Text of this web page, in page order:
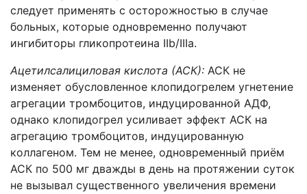
следует применять с осторожностью в случае
больных, которые одновременно получают
ингибиторы гликопротеина IIb/IIIа.
Ацетилсалициловая кислота (АСК): АСК не
изменяет обусловленное клопидогрелем угнетение
агрегации тромбоцитов, индуцированной АДФ,
однако клопидогрел усиливает эффект АСК на
агрегацию тромбоцитов, индуцированную
коллагеном. Тем не менее, одновременный приём
АСК по 500 мг дважды в день на протяжении суток
не вызывал существенного увеличения времени